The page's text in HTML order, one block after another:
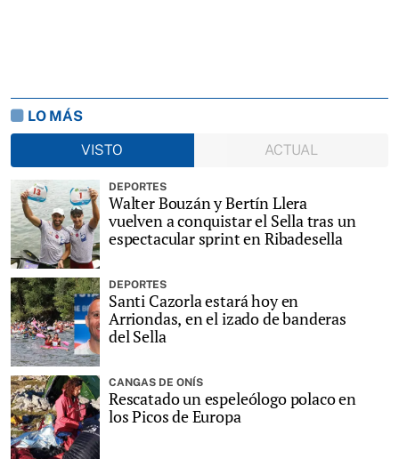
LO MÁS
VISTO
ACTUAL
DEPORTES
Walter Bouzán y Bertín Llera
vuelven a conquistar el Sella tras un
espectacular sprint en Ribadesella
DEPORTES
Santi Cazorla estará hoy en
Arriondas, en el izado de banderas
del Sella
CANGAS DE ONÍS
Rescatado un espeleólogo polaco en
los Picos de Europa